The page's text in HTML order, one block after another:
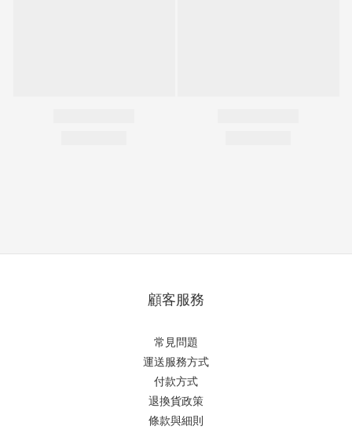
顧客服務
常見問題
運送服務方式
付款方式
退換貨政策
條款與細則